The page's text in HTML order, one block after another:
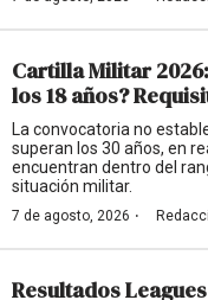
Cartilla Militar
los 18 años?
La convocatoria no
superan los 30 años, en
encuentran dentro del
situación militar.
7 de agosto, 2026 ·
Resultados